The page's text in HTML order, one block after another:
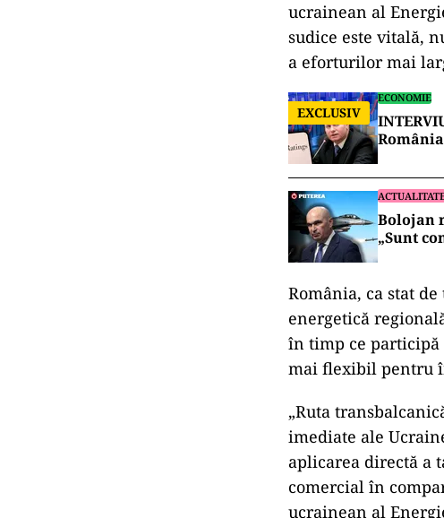
ucrainean al
sudice este vitală,
a eforturilor mai
EXCLUSIV
ECONOMIE
Bolojan
„Sunt
România, ca stat
energetică
în timp ce participă
mai flexibil pentru
„Ruta
imediate ale
aplicarea directă a
comercial în
ucrainean al